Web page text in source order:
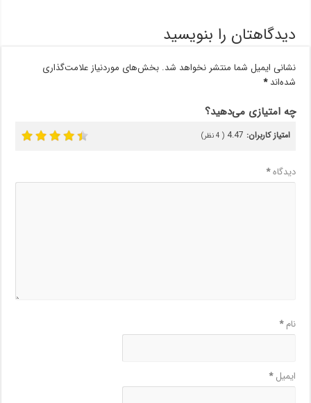
دیدگاهتان را بنویسید
نشانی ایمیل شما منتشر نخواهد شد. بخش‌های موردنیاز علامت‌گذاری
شده‌اند*
چه امتیازی می‌دهید؟
امتیاز کاربران: 4.47
(
4 نظر)
دیدگاه*
نام*
ایمیل*